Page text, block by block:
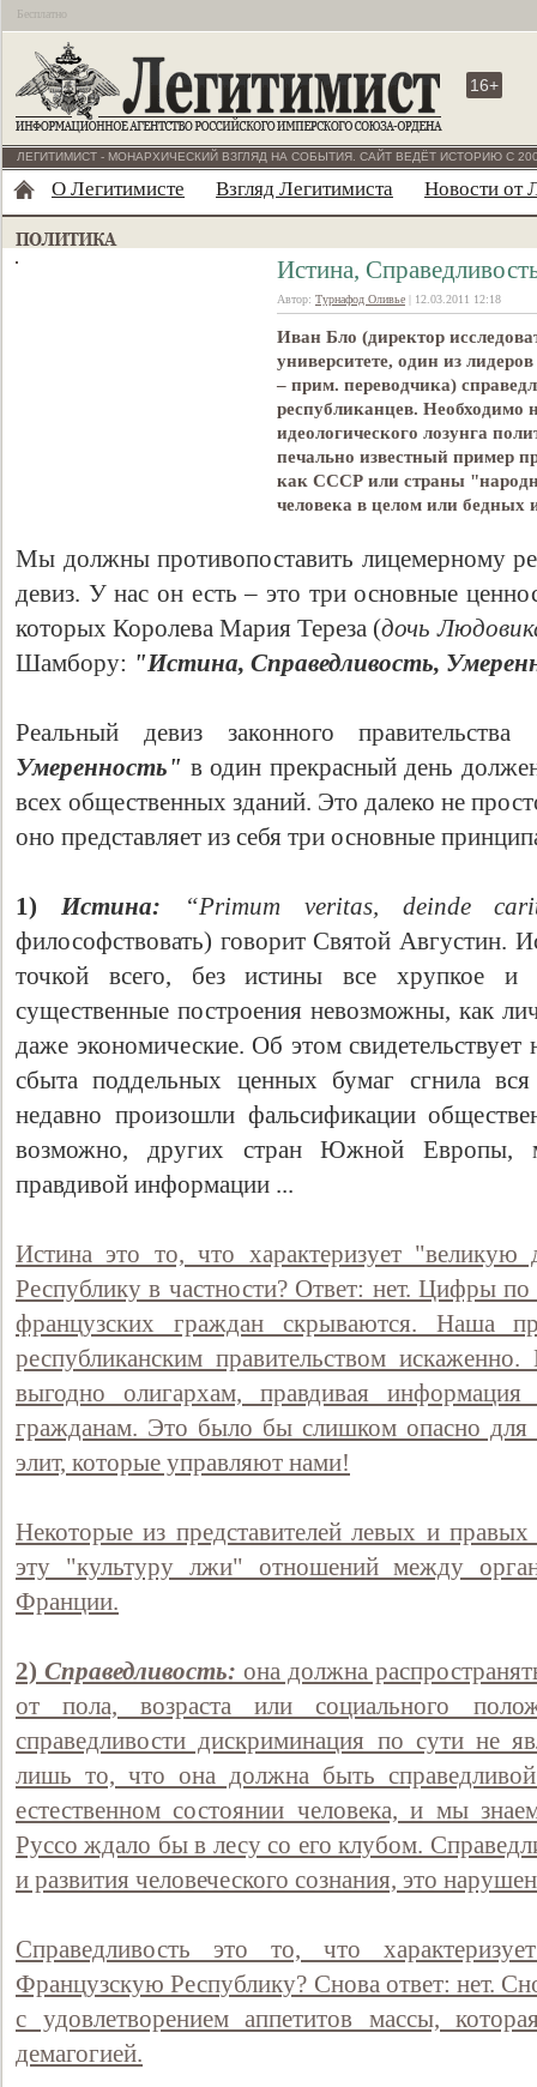
Бесплатно
16+
ЛЕГИТИМИСТ - МОНАРХИЧЕСКИЙ ВЗГЛЯД НА СОБЫТИЯ. САЙТ ВЕДЁТ ИСТОРИЮ С
О Легитимисте Взгляд Легитимиста Новости от
Истина,
Автор: Турнафод Оливье | 12.03.2011 12:18
Иван Бло (директор
университете, один из
– прим. переводчика)
республиканцев. Необходимо
идеологического лозунга
печально известный пример
как СССР или страны
человека в целом или бедных
Мы должны противопоставить лицемерному
девиз. У нас он есть – это три основные
которых Королева Мария Тереза (дочь
Шамбору: "Истина, Справедливость,
Реальный девиз законного правительства
Умеренность" в один прекрасный день
всех общественных зданий. Это далеко не
оно представляет из себя три основные
1) Истина:
“Primum veritas, deinde
философствовать) говорит Святой Августин.
точкой всего, без истины все хрупкое и
существенные построения невозможны, как
даже экономические. Об этом
сбыта поддельных ценных бумаг сгнила
недавно произошли фальсификации
возможно, других стран Южной Европы,
правдивой информации ...
Истина это то, что характеризует
Республику в частности? Ответ: нет. Цифры
французских граждан скрываются. Наша
республиканским правительством
выгодно олигархам, правдивая информация
гражданам. Это было бы слишком опасно для
элит, которые управляют нами!
Некоторые из представителей левых и
эту "культуру лжи" отношений между
Франции.
2) Справедливость: она должна
от пола, возраста или социального
справедливости дискриминация по сути не
лишь то, что она должна быть
естественном состоянии человека, и мы
Руссо ждало бы в лесу со его клубом.
и развития человеческого сознания, это
Справедливость это то, что
Французскую Республику? Снова ответ: нет.
с удовлетворением аппетитов массы,
демагогией.
Свидетельство